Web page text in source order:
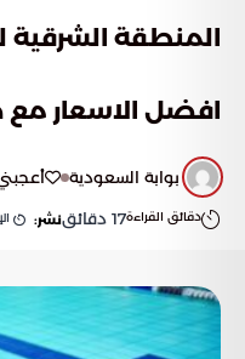
افضل الاسعار
بوابة السعودية
دقائق القراءة17 دقائقنشر: